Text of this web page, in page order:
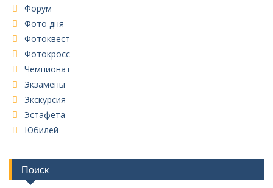
Форум
Фото дня
Фотоквест
Фотокросс
Чемпионат
Экзамены
Экскурсия
Эстафета
Юбилей
Поиск